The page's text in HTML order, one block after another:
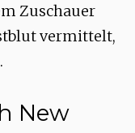
Zuschauer
vermittelt,
New